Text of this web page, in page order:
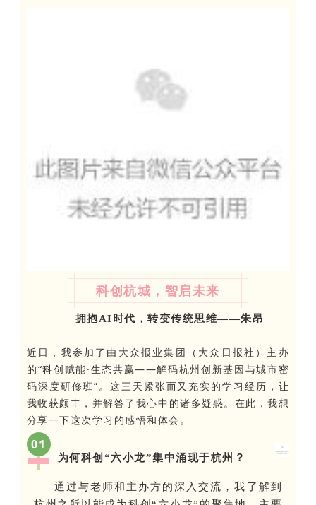
科创杭城，智启未来
拥抱AI时代，转变传统思维——朱昂
近日，我参加了由大众报业集团（大众日报社）主办
的“科创赋能·生态共赢——解码杭州创新基因与城市密
码深度研修班”。这三天紧张而又充实的学习经历，让
我收获颇丰，并解答了我心中的诸多疑惑。在此，我想
分享一下这次学习的感悟和体会。
01
为何科创 “六小龙”集中涌现于杭州？
通过与老师和主办方的深入交流，我了解到